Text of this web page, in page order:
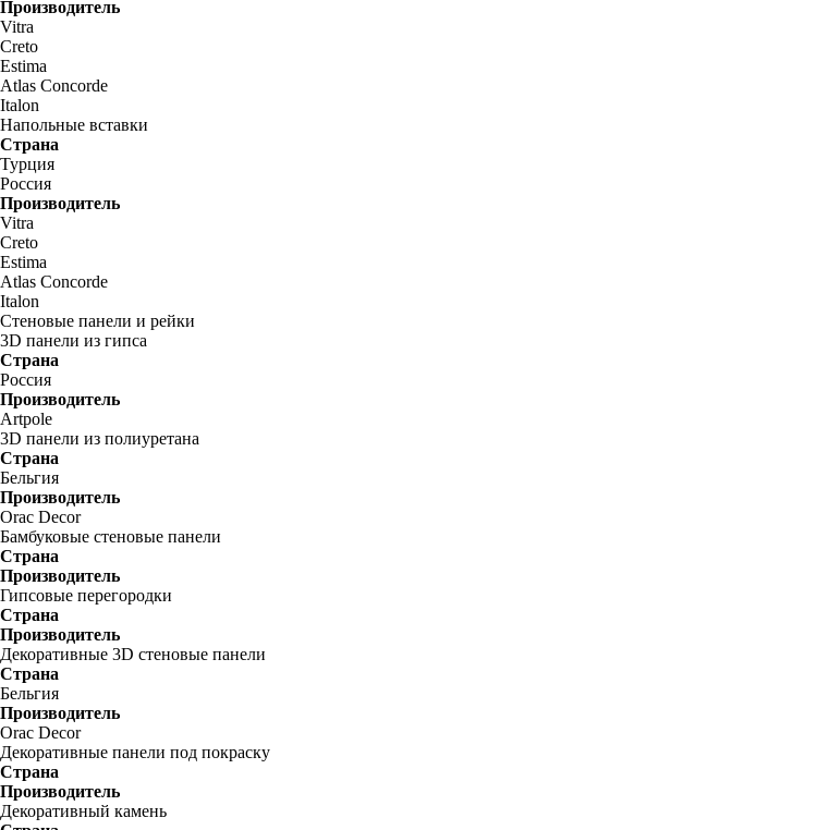
Производитель
Vitra
Creto
Estima
Atlas Concorde
Italon
Напольные вставки
Страна
Турция
Россия
Производитель
Vitra
Creto
Estima
Atlas Concorde
Italon
Стеновые панели и рейки
3D панели из гипса
Страна
Россия
Производитель
Artpole
3D панели из полиуретана
Страна
Бельгия
Производитель
Orac Decor
Бамбуковые стеновые панели
Страна
Производитель
Гипсовые перегородки
Страна
Производитель
Декоративные 3D стеновые панели
Страна
Бельгия
Производитель
Orac Decor
Декоративные панели под покраску
Страна
Производитель
Декоративный камень